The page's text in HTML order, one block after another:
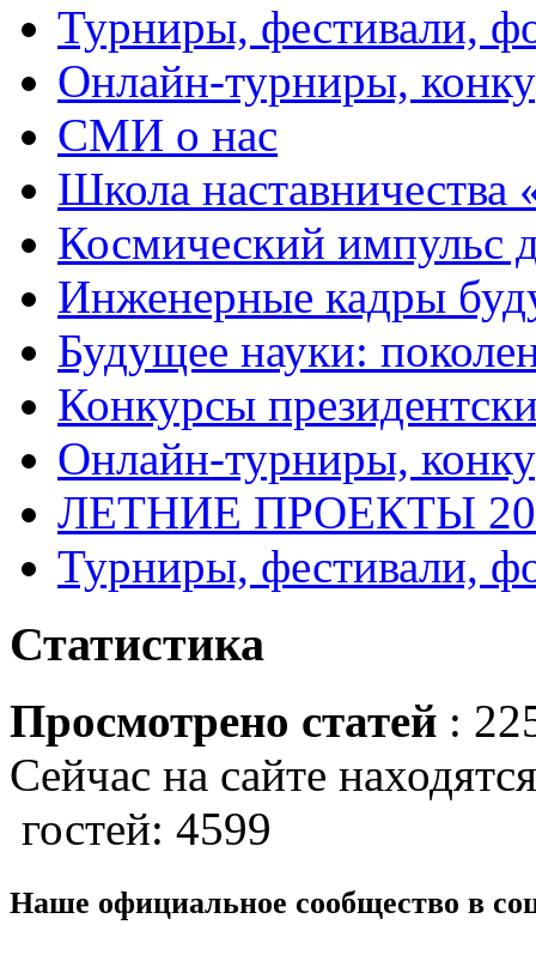
Турниры, фестивали,
Онлайн-турниры,
СМИ о нас
Школа
Космический импульс
Инженерные кадры
Будущее науки:
Конкурсы
Онлайн-турниры,
ЛЕТНИЕ ПРОЕКТЫ
Турниры, фестивали,
Статистика
Просмотрено статей :
Сейчас на сайте
гостей: 4599
Наше официальное сообщество в